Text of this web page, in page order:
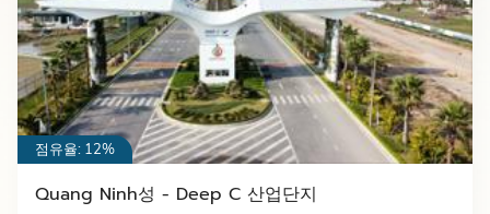
점유율: 12%
Quang Ninh성 - Deep C 산업단지